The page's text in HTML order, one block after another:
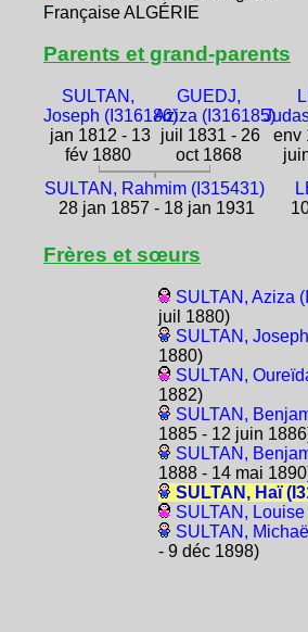
Française ALGÉRIE
Parents et grand-parents
SULTAN,
Joseph (I316186)
jan 1812 - 13
fév 1880
GUEDJ,
Aziza (I316185)
juil 1831 - 26
oct 1868
env
SULTAN, Rahmim (I315431)
28 jan 1857 - 18 jan 1931
Frères et sœurs
SULTAN, Aziza
juil 1880)
SULTAN,
1880)
SULTAN,
1882)
SULTAN,
1885 - 12 juin
SULTAN,
1888 - 14 mai
SULTAN, Haï
SULTAN, Louise
SULTAN,
- 9 déc 1898)